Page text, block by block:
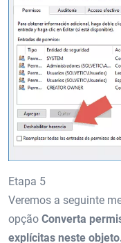
Etapa 5
Veremos a seguinte
opção Converta
explícitas neste